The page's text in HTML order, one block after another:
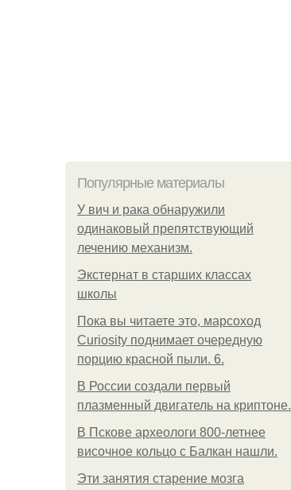
Популярные материалы
У вич и рака обнаружили
одинаковый препятствующий
лечению механизм.
Экстернат в старших классах
школы
Пока вы читаете это, марсоход
Curiosity поднимает очередную
порцию красной пыли. 6.
В России создали первый
плазменный двигатель на криптоне.
В Пскове археологи 800-летнее
височное кольцо с Балкан нашли.
Эти занятия старение мозга